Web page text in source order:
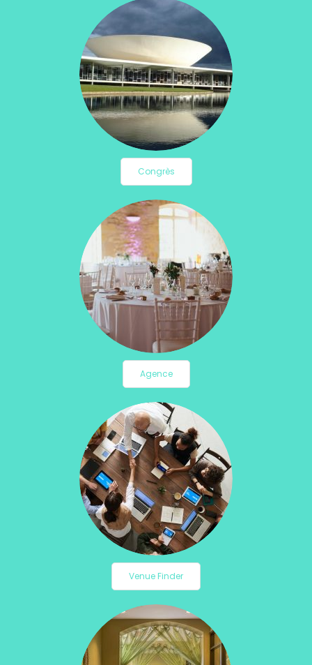
Congrès
Agence
Venue Finder